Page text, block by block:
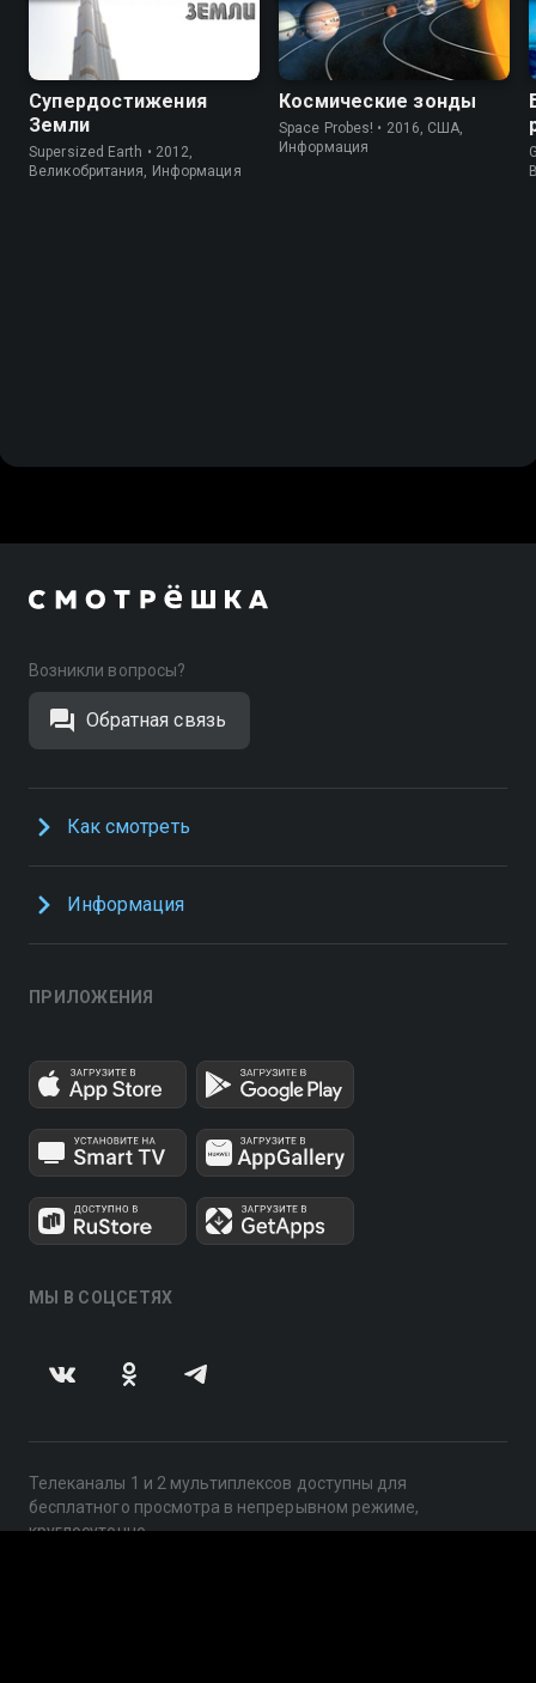
Супердостижения
Земли
Supersized Earth • 2012,
Великобритания, Информация
Космические зонды
Space Probes! • 2016, США,
Информация
Возникли вопросы?
Обратная связь
Как смотреть
Информация
ПРИЛОЖЕНИЯ
МЫ В СОЦСЕТЯХ
Телеканалы 1 и 2 мультиплексов доступны для
бесплатного просмотра в непрерывном режиме,
круглосуточно.